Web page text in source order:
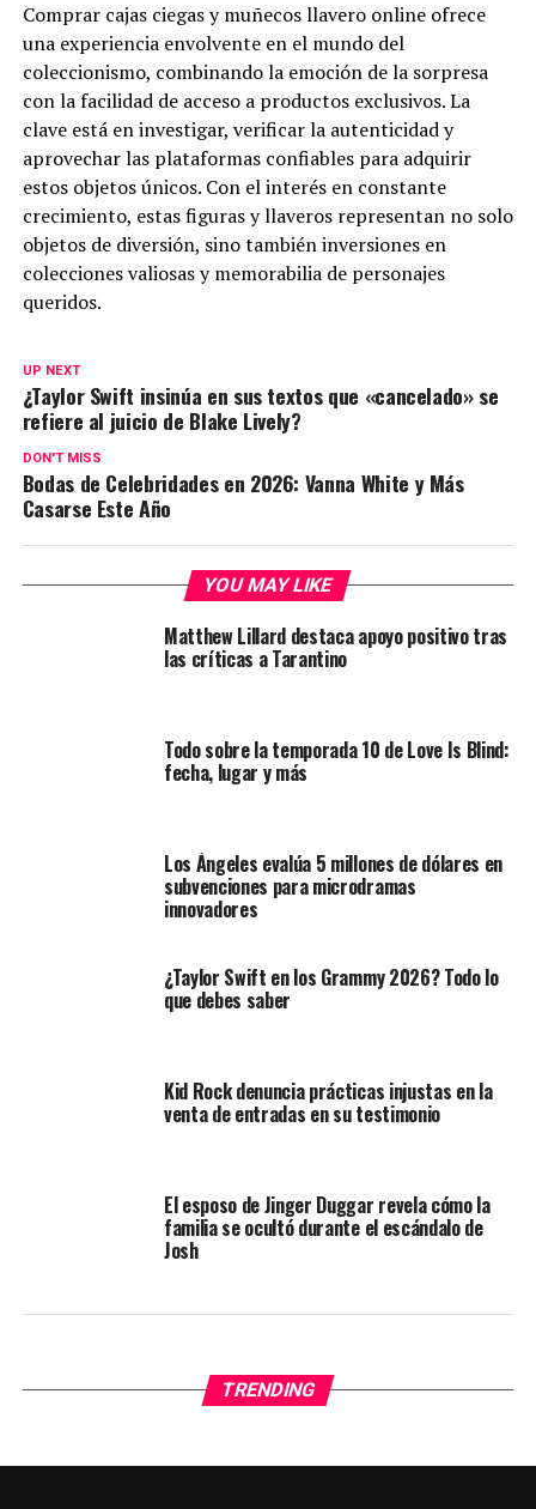
Comprar cajas ciegas y muñecos llavero online ofrece
una experiencia envolvente en el mundo del
coleccionismo, combinando la emoción de la sorpresa
con la facilidad de acceso a productos exclusivos. La
clave está en investigar, verificar la autenticidad y
aprovechar las plataformas confiables para adquirir
estos objetos únicos. Con el interés en constante
crecimiento, estas figuras y llaveros representan no solo
objetos de diversión, sino también inversiones en
colecciones valiosas y memorabilia de personajes
queridos.
UP NEXT
¿Taylor Swift insinúa en sus textos que «cancelado» se
refiere al juicio de Blake Lively?
DON'T MISS
Bodas de Celebridades en 2026: Vanna White y Más
Casarse Este Año
YOU MAY LIKE
Matthew Lillard destaca apoyo positivo tras
las críticas a Tarantino
Todo sobre la temporada 10 de Love Is Blind:
fecha, lugar y más
Los Ángeles evalúa 5 millones de dólares en
subvenciones para microdramas
innovadores
¿Taylor Swift en los Grammy 2026? Todo lo
que debes saber
Kid Rock denuncia prácticas injustas en la
venta de entradas en su testimonio
El esposo de Jinger Duggar revela cómo la
familia se ocultó durante el escándalo de
Josh
TRENDING